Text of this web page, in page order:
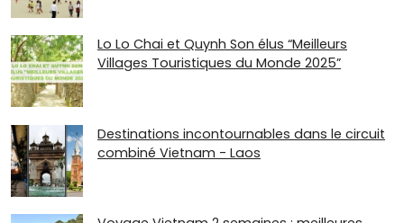
Lo Lo Chai et Quynh Son élus “Meilleurs
Villages Touristiques du Monde 2025”
Destinations incontournables dans le circuit
combiné Vietnam - Laos